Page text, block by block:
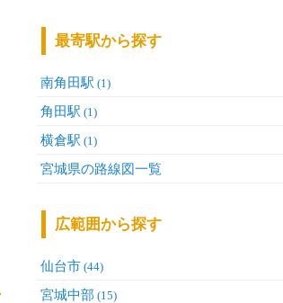
最寄駅から探す
南角田駅 (1)
角田駅 (1)
横倉駅 (1)
宮城県の路線図一覧
広範囲から探す
仙台市 (44)
宮城中部 (15)